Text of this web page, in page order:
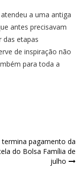
a uma antiga
antes precisavam
das etapas
de inspiração não
para toda a
termina pagamento da
do Bolsa Família de
julho